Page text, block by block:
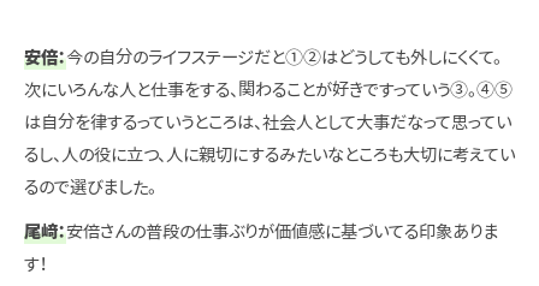
安倍：今の自分のライフステージだと①②はどうしても外しにくくて。
次にいろんな人と仕事をする、関わることが好きですっていう③。④⑤
は自分を律するっていうところは、社会人として大事だなって思ってい
るし、人の役に立つ、人に親切にするみたいなところも大切に考えてい
るので選びました。
尾﨑：安倍さんの普段の仕事ぶりが価値感に基づいてる印象ありま
す！